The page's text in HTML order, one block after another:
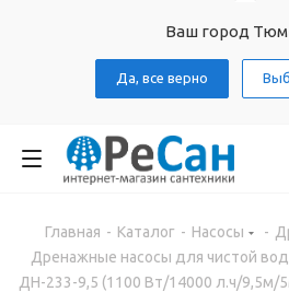
Ваш город
Да, все верно
Главная - Каталог - Насосы -
Дренажные насосы для чистой
ДН-233-9,5 (1100 Вт/14000 л.ч/9,5м/